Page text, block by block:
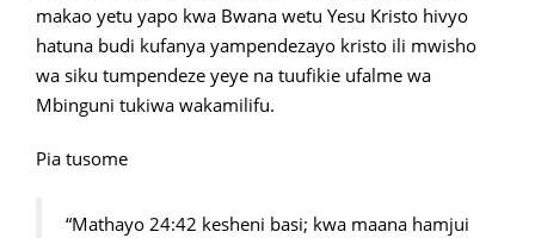
makao yetu yapo kwa Bwana wetu Yesu Kristo hivyo
hatuna budi kufanya yampendezayo kristo ili mwisho
wa siku tumpendeze yeye na tuufikie ufalme wa
Mbinguni tukiwa wakamilifu.
Pia tusome
“Mathayo 24:42 kesheni basi; kwa maana hamjui